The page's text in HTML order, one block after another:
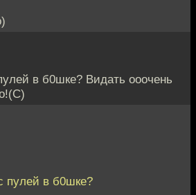
в б0шке? Видать ооочень
пулей в б0шке?